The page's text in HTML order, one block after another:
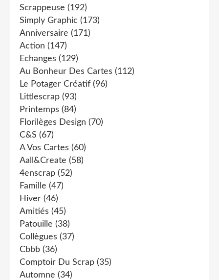
Scrappeuse (192)
Simply Graphic (173)
Anniversaire (171)
Action (147)
Echanges (129)
Au Bonheur Des Cartes (112)
Le Potager Créatif (96)
Littlescrap (93)
Printemps (84)
Florilèges Design (70)
C&s (67)
A Vos Cartes (60)
Aall&create (58)
4enscrap (52)
Famille (47)
Hiver (46)
Amitiés (45)
Patouille (38)
Collègues (37)
Cbbb (36)
Comptoir Du Scrap (35)
Automne (34)